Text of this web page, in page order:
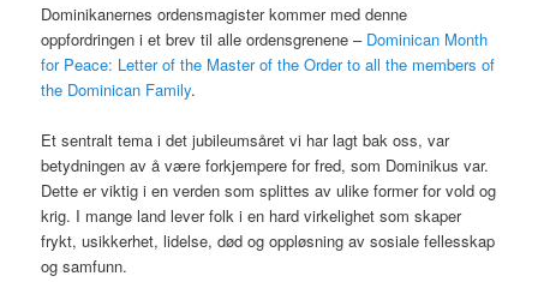
Dominikanernes ordensmagister kommer med denne
oppfordringen i et brev til alle ordensgrenene – Dominican Month
for Peace: Letter of the Master of the Order to all the members of
the Dominican Family.
Et sentralt tema i det jubileumsåret vi har lagt bak oss, var
betydningen av å være forkjempere for fred, som Dominikus var.
Dette er viktig i en verden som splittes av ulike former for vold og
krig. I mange land lever folk i en hard virkelighet som skaper
frykt, usikkerhet, lidelse, død og oppløsning av sosiale fellesskap
og samfunn.